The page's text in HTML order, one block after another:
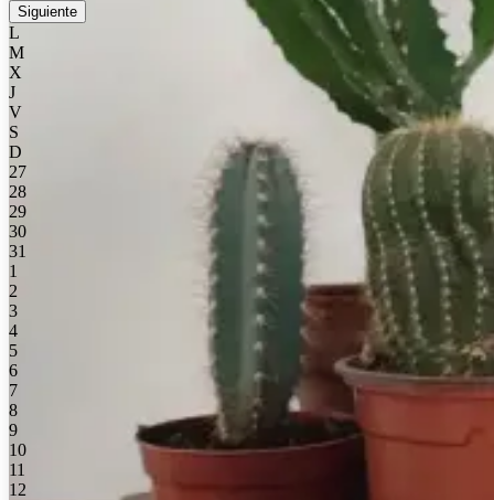
Siguiente
L
M
X
J
V
S
D
27
28
29
30
31
1
2
3
4
5
6
7
8
9
10
11
12